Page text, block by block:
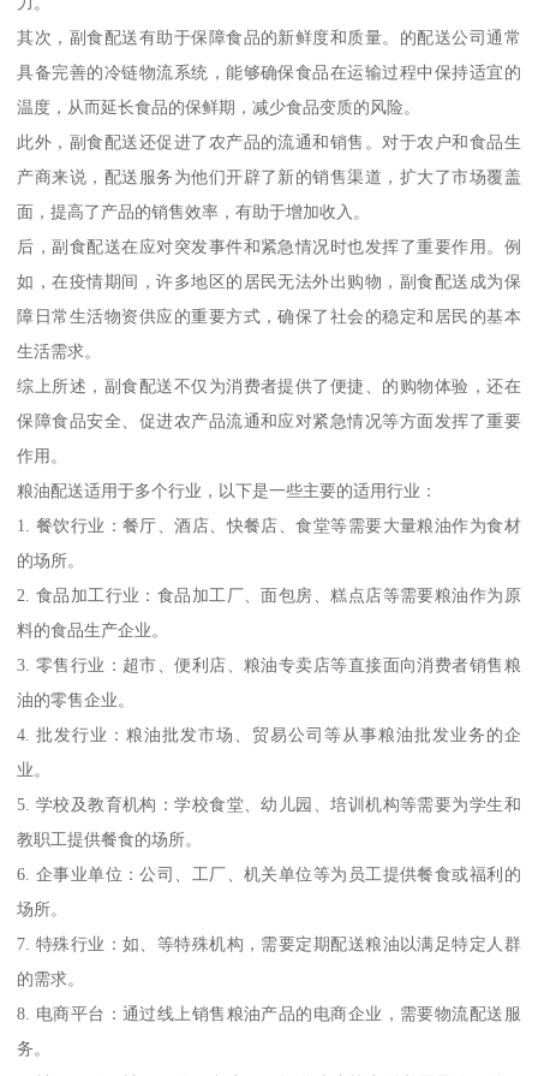
其次，副食配送有助于保障食品的新鲜度和质量。的配送公司通常
具备完善的冷链物流系统，能够确保食品在运输过程中保持适宜的
温度，从而延长食品的保鲜期，减少食品变质的风险。
此外，副食配送还促进了农产品的流通和销售。对于农户和食品生
产商来说，配送服务为他们开辟了新的销售渠道，扩大了市场覆盖
面，提高了产品的销售效率，有助于增加收入。
后，副食配送在应对突发事件和紧急情况时也发挥了重要作用。例
如，在疫情期间，许多地区的居民无法外出购物，副食配送成为保
障日常生活物资供应的重要方式，确保了社会的稳定和居民的基本
生活需求。
综上所述，副食配送不仅为消费者提供了便捷、的购物体验，还在
保障食品安全、促进农产品流通和应对紧急情况等方面发挥了重要
作用。
粮油配送适用于多个行业，以下是一些主要的适用行业：
1. 餐饮行业：餐厅、酒店、快餐店、食堂等需要大量粮油作为食材
的场所。
2. 食品加工行业：食品加工厂、面包房、糕点店等需要粮油作为原
料的食品生产企业。
3. 零售行业：超市、便利店、粮油专卖店等直接面向消费者销售粮
油的零售企业。
4. 批发行业：粮油批发市场、贸易公司等从事粮油批发业务的企
业。
5. 学校及教育机构：学校食堂、幼儿园、培训机构等需要为学生和
教职工提供餐食的场所。
6. 企事业单位：公司、工厂、机关单位等为员工提供餐食或福利的
场所。
7. 特殊行业：如、等特殊机构，需要定期配送粮油以满足特定人群
的需求。
8. 电商平台：通过线上销售粮油产品的电商企业，需要物流配送服
务。